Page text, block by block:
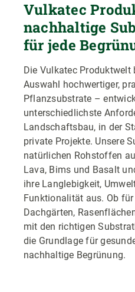
Vulkatec
nachhaltige
für jede
Die Vulkatec Produktwelt
Auswahl hochwertiger,
Pflanzsubstrate –
unterschiedlichste
Landschaftsbau, in der
private Projekte. Unsere
natürlichen Rohstoffen
Lava, Bims und Basalt
ihre Langlebigkeit,
Funktionalität aus. Ob
Dachgärten,
mit den richtigen
die Grundlage für
nachhaltige Begrünung.